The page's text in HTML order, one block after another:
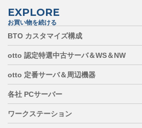
EXPLORE
お買い物を続ける
BTO カスタマイズ構成
otto 認定特選中古サーバ＆WS＆NW
otto 定番サーバ＆周辺機器
各社 PCサーバー
ワークステーション